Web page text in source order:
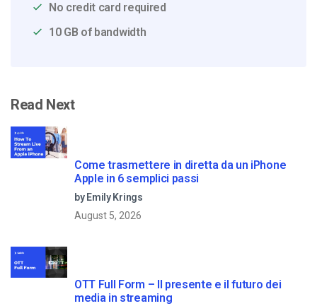
No credit card required
10 GB of bandwidth
Read Next
Come trasmettere in diretta da un iPhone
Apple in 6 semplici passi
by Emily Krings
August 5, 2026
OTT Full Form – Il presente e il futuro dei
media in streaming